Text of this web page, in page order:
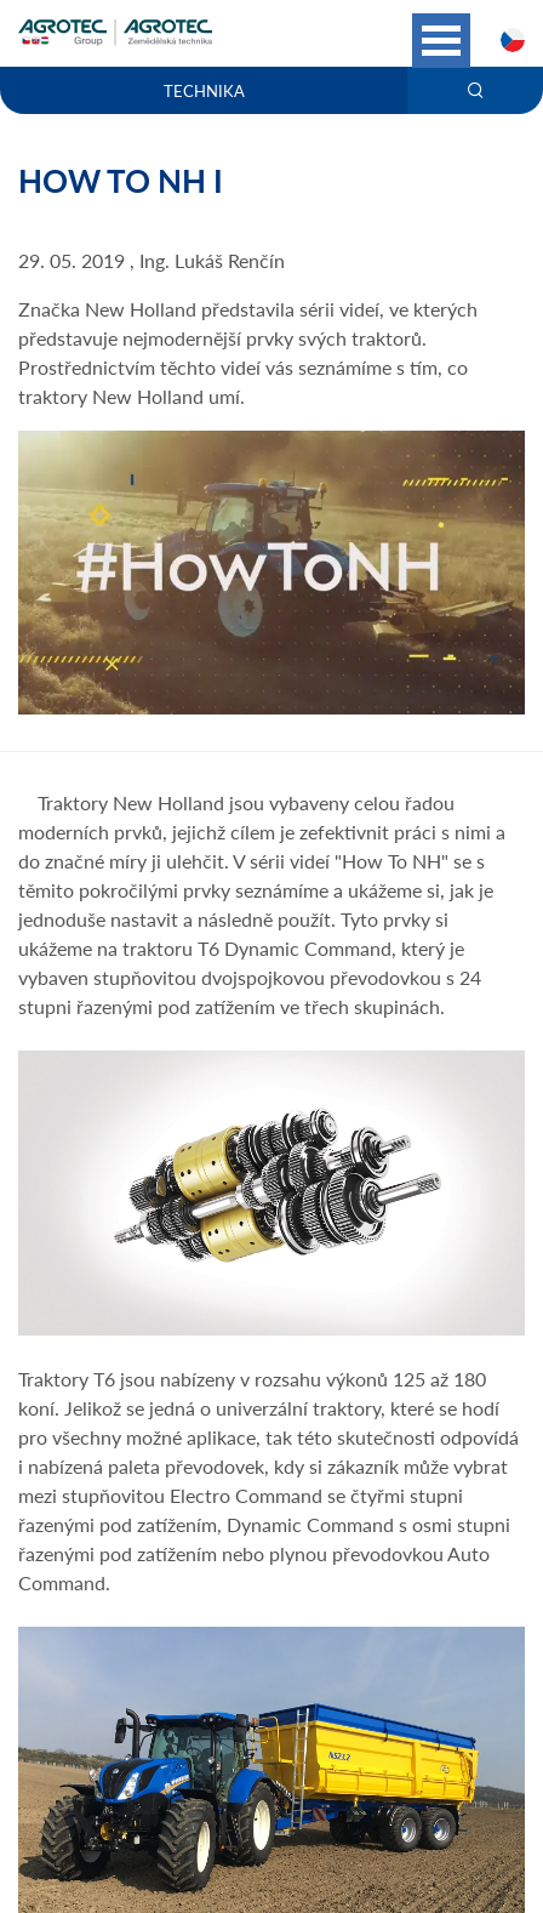
TECHNIKA
HOW TO NH I
29. 05. 2019 , Ing. Lukáš Renčín
Značka New Holland představila sérii videí, ve kterých
představuje nejmodernější prvky svých traktorů.
Prostřednictvím těchto videí vás seznámíme s tím, co
traktory New Holland umí.
Traktory New Holland jsou vybaveny celou řadou
moderních prvků, jejichž cílem je zefektivnit práci s nimi a
do značné míry ji ulehčit. V sérii videí "How To NH" se s
těmito pokročilými prvky seznámíme a ukážeme si, jak je
jednoduše nastavit a následně použít. Tyto prvky si
ukážeme na traktoru T6 Dynamic Command, který je
vybaven stupňovitou dvojspojkovou převodovkou s 24
stupni řazenými pod zatížením ve třech skupinách.
Traktory T6 jsou nabízeny v rozsahu výkonů 125 až 180
koní. Jelikož se jedná o univerzální traktory, které se hodí
pro všechny možné aplikace, tak této skutečnosti odpovídá
i nabízená paleta převodovek, kdy si zákazník může vybrat
mezi stupňovitou Electro Command se čtyřmi stupni
řazenými pod zatížením, Dynamic Command s osmi stupni
řazenými pod zatížením nebo plynou převodovkou Auto
Command.